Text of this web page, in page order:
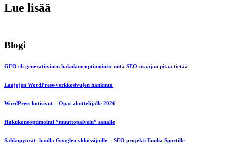
Lue lisää
Blogi
GEO eli generatiivinen hakukoneoptimointi: mitä SEO-osaajan pitää tietää
Laajojen WordPress-verkkosivujen hankinta
WordPress kotisivut – Opas aloittelijalle 2026
Hakukoneoptimointi ”muuttopalvelu” sanalle
Sähköpyörät -haulla Googlen ykkössijoille – SEO projekti Emilia Sportille